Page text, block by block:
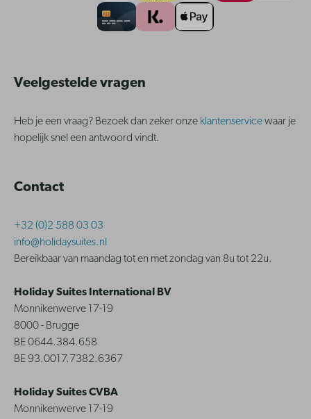
Veelgestelde vragen
Heb je een vraag? Bezoek dan zeker onze klantenservicewaar je
hopelijk snel een antwoord vindt.
Contact
+32 (0)2 588 03 03
info@holidaysuites.nl
Bereikbaar van maandag tot en met zondag van 8u tot 22u.
Holiday Suites International BV
Monnikenwerve 17-19
8000 - Brugge
BE 0644.384.658
BE 93.0017.7382.6367
Holiday Suites CVBA
Monnikenwerve 17-19